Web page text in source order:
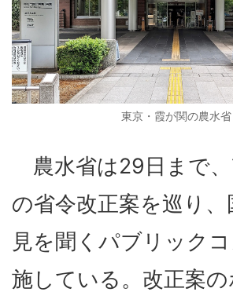
東京・霞が関の農水省
農水省は29日まで
の省令改正案を巡り
見を聞くパブリック
施している。改正案の